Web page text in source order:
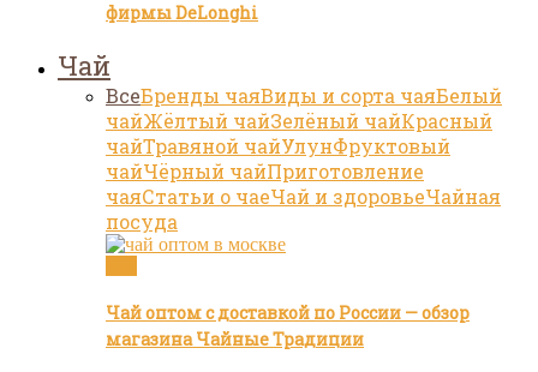
фирмы DeLonghi
Чай
ВсеБренды чаяВиды и сорта чаяБелый
чайЖёлтый чайЗелёный чайКрасный
чайТравяной чайУлунФруктовый
чайЧёрный чайПриготовление
чаяСтатьи о чаеЧай и здоровьеЧайная
посуда
Чай оптом с доставкой по России — обзор
магазина Чайные Традиции